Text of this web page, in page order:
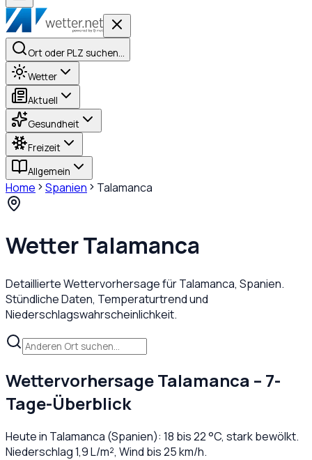
Ort oder PLZ suchen…
Wetter
Aktuell
Gesundheit
Freizeit
Allgemein
Home Spanien Talamanca
WetterTalamanca
Detaillierte Wettervorhersage fürTalamanca, Spanien.
Stündliche Daten, Temperaturtrend und
Niederschlagswahrscheinlichkeit.
WettervorhersageTalamanca – 7-
Tage-Überblick
Heute in Talamanca (Spanien): 18 bis22°C, stark bewölkt.
Niederschlag1,9L/m², Wind bis25km/h.